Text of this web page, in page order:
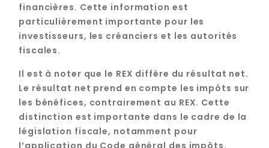
financières. Cette information est
particulièrement importante pour les
investisseurs, les créanciers et les autorités
fiscales.
Il est à noter que le REX diffère du résultat net.
Le résultat net prend en compte les impôts sur
les bénéfices, contrairement au REX. Cette
distinction est importante dans le cadre de la
législation fiscale, notamment pour
l’application du Code général des impôts.